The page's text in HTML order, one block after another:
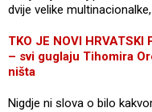
dvije velike multinacionalke,
TKO JE NOVI
– svi guglaju Tihomira
ništa
Nigdje ni slova o bilo